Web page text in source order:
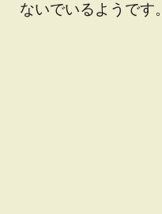
ないでいるようです。